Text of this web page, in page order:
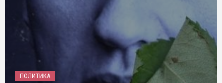
ПОЛИТИКА